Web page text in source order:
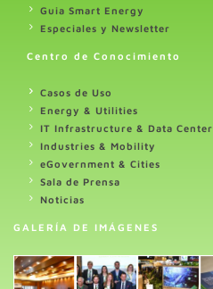
Guia Smart Energy
Especiales y Newsletter
Centro de Conocimiento
Casos de Uso
Energy & Utilities
IT Infrastructure & Data Center
Industries & Mobility
eGovernment & Cities
Sala de Prensa
Noticias
GALERÍA DE IMÁGENES